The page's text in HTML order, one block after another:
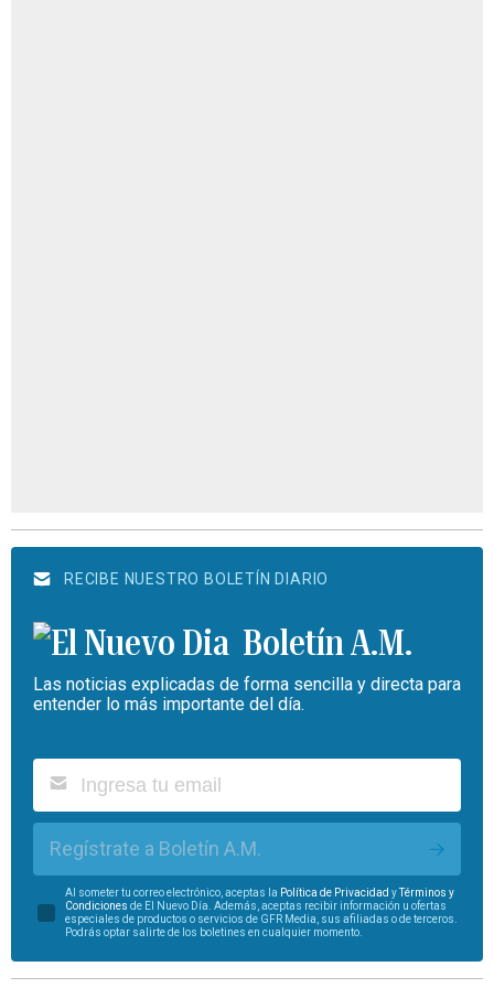
RECIBE NUESTRO BOLETÍN DIARIO
Boletín A.M.
Las noticias explicadas de forma sencilla y directa para
entender lo más importante del día.
Regístrate a Boletín A.M.
Al someter tu correo electrónico, aceptas la Política de Privacidad yTérminos y
Condiciones de El Nuevo Día. Además, aceptas recibir información u ofertas
especiales de productos o servicios de GFR Media, sus afiliadas o de terceros.
Podrás optar salirte de los boletines en cualquier momento.